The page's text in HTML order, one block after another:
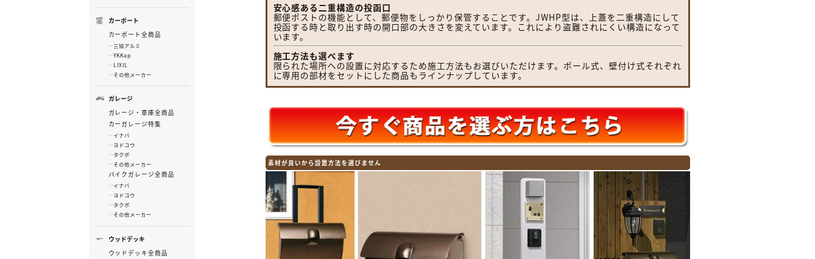
安心感ある二重構造の投函口
郵便ポストの機能として、郵便物をしっかり保管することです。JWHP型は、上蓋を二重構造にして
投函する時と取り出す時の開口部の大きさを変えています。これにより盗難されにくい構造になって
います。
施工方法も選べます
限られた場所への設置に対応するため施工方法もお選びいただけます。ポール式、壁付け式それぞれ
に専用の部材をセットにした商品もラインナップしています。
素材が良いから設置方法を選びません
カーポート
カーポート全商品
三協アルミ
YKKap
LIXIL
その他メーカー
ガレージ
ガレージ・車庫全商品
カーガレージ特集
イナバ
ヨドコウ
タクボ
その他メーカー
バイクガレージ全商品
イナバ
ヨドコウ
タクボ
その他メーカー
ウッドデッキ
ウッドデッキ全商品